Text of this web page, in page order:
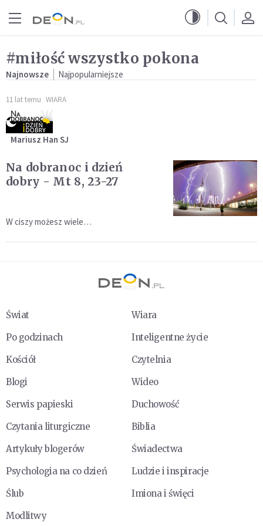
#miłość wszystko pokona
Najnowsze Najpopularniejsze
11 lat temu WIARA
Mariusz Han SJ
Na dobranoc i dzień
dobry - Mt 8, 23-27
W ciszy możesz wiele…
Świat
Wiara
Po godzinach
Inteligentne życie
Kościół
Czytelnia
Blogi
Wideo
Serwis papieski
Duchowość
Czytania liturgiczne
Biblia
Artykuły blogerów
Świadectwa
Psychologia na co dzień
Ludzie i inspiracje
Ślub
Imiona i święci
Modlitwy